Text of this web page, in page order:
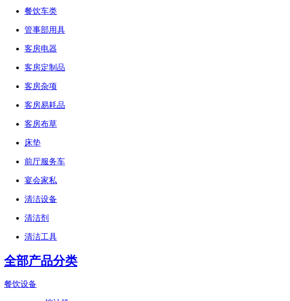
餐饮车类
管事部用具
客房电器
客房定制品
客房杂项
客房易耗品
客房布草
床垫
前厅服务车
宴会家私
清洁设备
清洁剂
清洁工具
全部产品分类
餐饮设备